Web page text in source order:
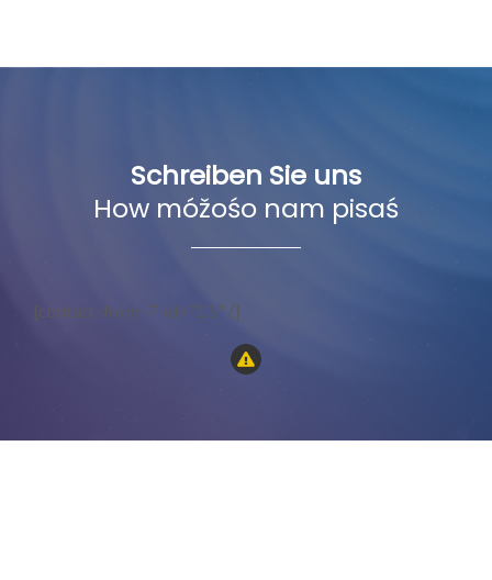
Schreiben Sie uns
How móžośo nam pisaś
[contact-form-7 id=”13″ /]